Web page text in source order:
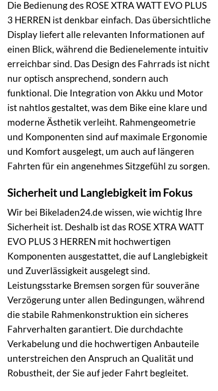
Die Bedienung des ROSE XTRA WATT EVO PLUS
3 HERREN ist denkbar einfach. Das übersichtliche
Display liefert alle relevanten Informationen auf
einen Blick, während die Bedienelemente intuitiv
erreichbar sind. Das Design des Fahrrads ist nicht
nur optisch ansprechend, sondern auch
funktional. Die Integration von Akku und Motor
ist nahtlos gestaltet, was dem Bike eine klare und
moderne Ästhetik verleiht. Rahmengeometrie
und Komponenten sind auf maximale Ergonomie
und Komfort ausgelegt, um auch auf längeren
Fahrten für ein angenehmes Sitzgefühl zu sorgen.
Sicherheit und Langlebigkeit im Fokus
Wir bei Bikeladen24.de wissen, wie wichtig Ihre
Sicherheit ist. Deshalb ist das ROSE XTRA WATT
EVO PLUS 3 HERREN mit hochwertigen
Komponenten ausgestattet, die auf Langlebigkeit
und Zuverlässigkeit ausgelegt sind.
Leistungsstarke Bremsen sorgen für souveräne
Verzögerung unter allen Bedingungen, während
die stabile Rahmenkonstruktion ein sicheres
Fahrverhalten garantiert. Die durchdachte
Verkabelung und die hochwertigen Anbauteile
unterstreichen den Anspruch an Qualität und
Robustheit, der Sie auf jeder Fahrt begleitet.